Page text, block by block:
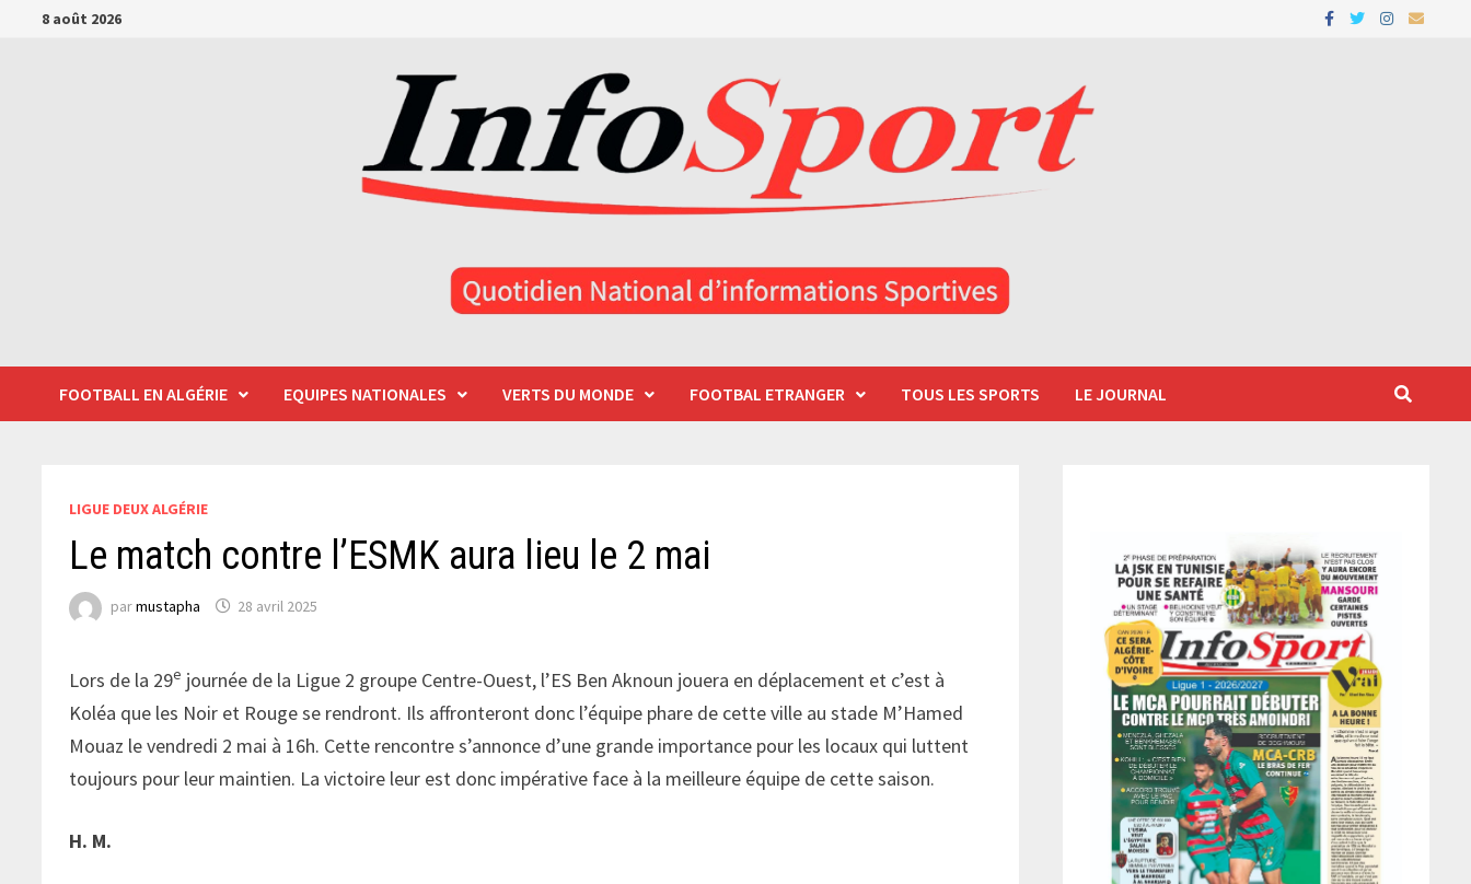
Passer8 août 2026
FOOTBALL EN ALGÉRIE EQUIPES NATIONALES VERTS DU MONDE FOOTBAL ETRANGER TOUS LES SPORTS LE JOURNAL
LIGUE DEUX ALGÉRIE
Le match contre l’ESMK aura lieu le 2 mai
parmustapha 28 avril 2025
Lors de la 29e journée de la Ligue 2 groupe Centre-Ouest, l’ES Ben Aknoun jouera en déplacement et c’est à
Koléa que les Noir et Rouge se rendront. Ils affronteront donc l’équipe phare de cette ville au stade M’Hamed
Mouaz le vendredi 2 mai à 16h. Cette rencontre s’annonce d’une grande importance pour les locaux qui luttent
toujours pour leur maintien. La victoire leur est donc impérative face à la meilleure équipe de cette saison.
H. M.